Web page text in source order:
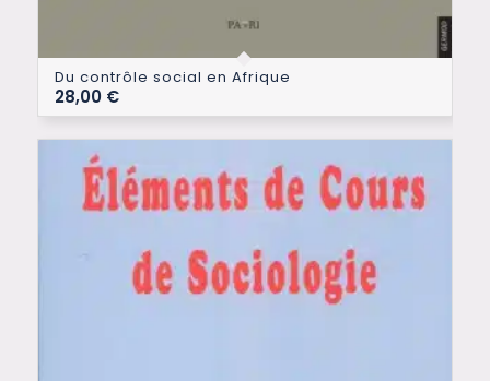
Du contrôle social en Afrique
28,00 €